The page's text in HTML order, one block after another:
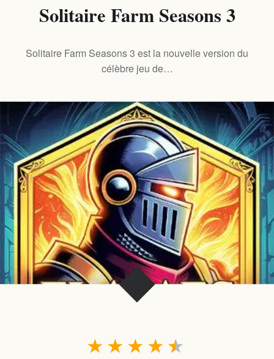
Solitaire Farm Seasons 3
Solitaire Farm Seasons 3 est la nouvelle version du
célèbre jeu de…
★
★
★
★
★